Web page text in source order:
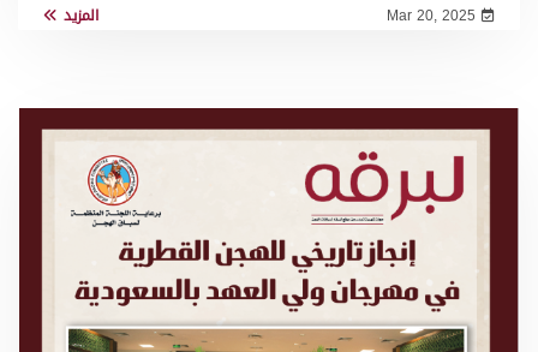
Mar 20, 2025 المزيد